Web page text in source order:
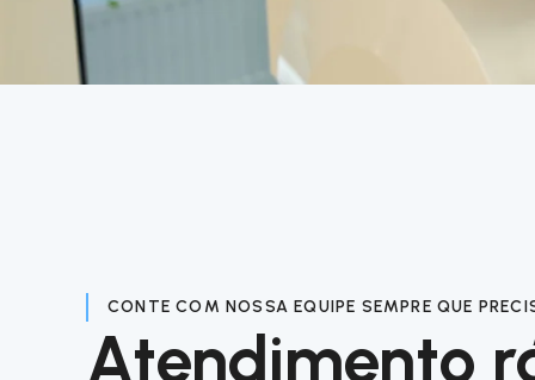
CONTE COM NOSSA EQUIPE SEMPRE QUE
Atendimento